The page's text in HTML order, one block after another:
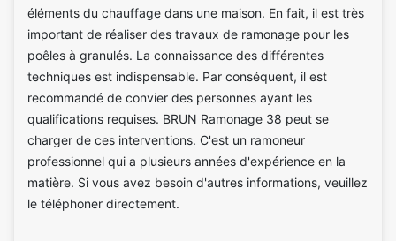
éléments du chauffage dans une maison. En fait, il est très
important de réaliser des travaux de ramonage pour les
poêles à granulés. La connaissance des différentes
techniques est indispensable. Par conséquent, il est
recommandé de convier des personnes ayant les
qualifications requises. BRUN Ramonage 38 peut se
charger de ces interventions. C'est un ramoneur
professionnel qui a plusieurs années d'expérience en la
matière. Si vous avez besoin d'autres informations, veuillez
le téléphoner directement.